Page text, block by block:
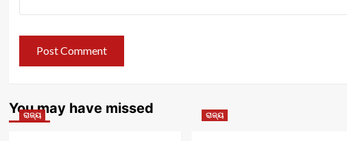
You may have missed
ରାଜ୍ୟ ରାଜ୍ୟ